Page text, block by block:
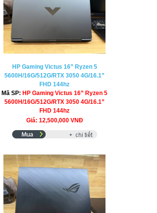
HP Gaming Victus 16” Ryzen 5
5600H/16G/512G/RTX 3050 4G/16.1”
FHD 144hz
Mã SP: HP Gaming Victus 16” Ryzen 5
5600H/16G/512G/RTX 3050 4G/16.1”
FHD 144hz
Giá: 12,500,000 VNĐ